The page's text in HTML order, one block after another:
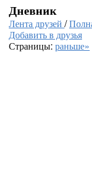
Дневник
Лента друзей /
Добавить в друзья
Страницы: раньше»